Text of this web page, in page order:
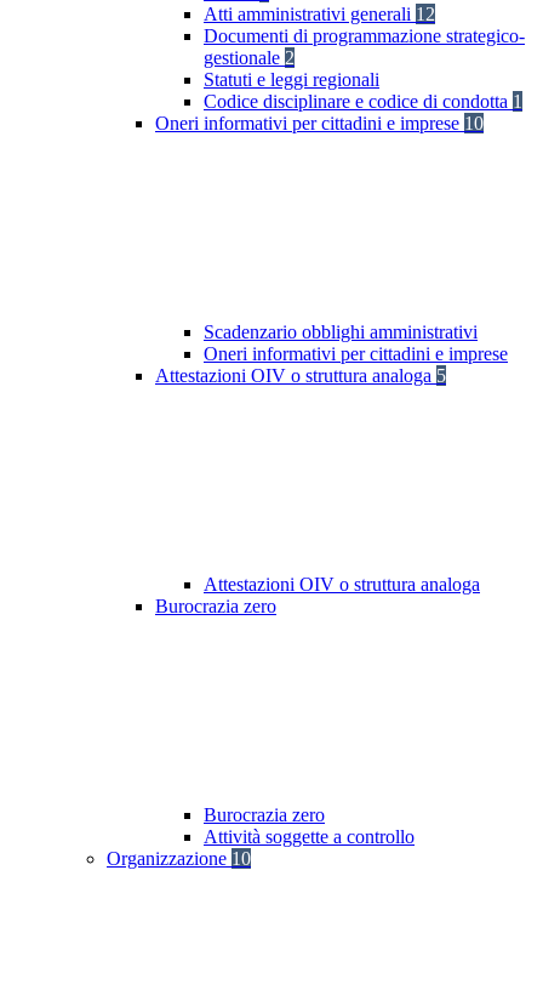
Atti amministrativi generali 12
Documenti di programmazione strategico-
gestionale 2
Statuti e leggi regionali
Codice disciplinare e codice di condotta 1
Oneri informativi per cittadini e imprese 10
Scadenzario obblighi amministrativi
Oneri informativi per cittadini e imprese
Attestazioni OIV o struttura analoga 5
Attestazioni OIV o struttura analoga
Burocrazia zero
Burocrazia zero
Attività soggette a controllo
Organizzazione 10